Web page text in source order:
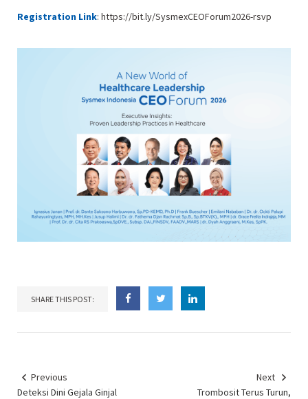
Registration Link: https://bit.ly/SysmexCEOForum2026-rsvp
SHARE THIS POST:
Previous
Deteksi Dini Gejala Ginjal
Next
Trombosit Terus Turun,